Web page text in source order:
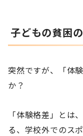
子どもの貧困
突然ですが、「体
か？
「体験格差」とは
る、学校外でのス